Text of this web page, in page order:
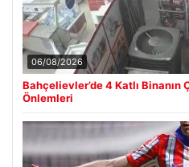
06/08/2026
Bahçelievler’de 4 Katlı Binanın
Önlemleri